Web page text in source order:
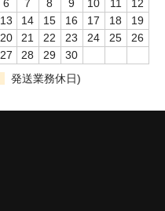
6
7 8 9 10 11
12
13
14 15 16 17 18
19
20
21 22 23 24 25
26
27
28 29
30
発送業務休日)